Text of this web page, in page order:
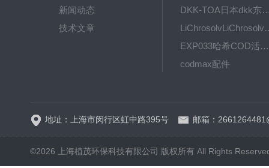
新闻动态
技术文章
DKK-TOA日本dkk东亚电
EXP033哈希COD活塞泵价格 EXP033
codmax配件
地址：上海市闵行区虹中路395号 邮箱：
©2026 上海植茂环保科技有限公司 版权所有 All Rights